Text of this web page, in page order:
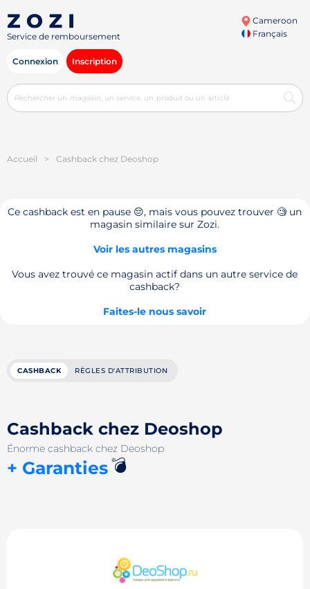
Service de remboursement
Cameroon
Français
Connexion Inscription
Accueil > Cashback chez Deoshop
Ce cashback est en pause 😔, mais vous pouvez trouver 🧐 un
magasin similaire sur Zozi.
Voir les autres magasins
Vous avez trouvé ce magasin actif dans un autre service de
cashback?
Faites-le nous savoir
CASHBACK RÈGLES D'ATTRIBUTION
Cashback chez Deoshop
Énorme cashback chez Deoshop
+ Garanties💣